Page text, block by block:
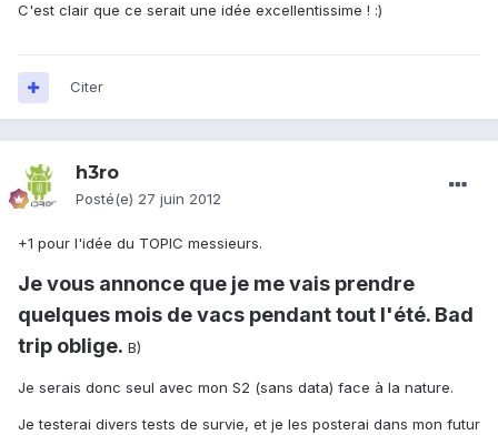
C'est clair que ce serait une idée excellentissime ! :)
Citer
h3ro
Posté(e) 27 juin 2012
+1 pour l'idée du TOPIC messieurs.
Je vous annonce que je me vais prendre
quelques mois de vacs pendant tout l'été. Bad
trip oblige. B)
Je serais donc seul avec mon S2 (sans data) face à la nature.
Je testerai divers tests de survie, et je les posterai dans mon futur